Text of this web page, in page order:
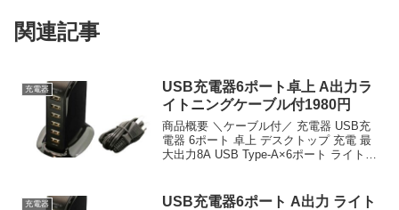
関連記事
充電器
USB充電器6ポート卓上 A出力ラ
イトニングケーブル付1980円
商品概要 ＼ケーブル付／ 充電器 USB充
電器 6ポート 卓上 デスクトップ 充電 最
大出力8A USB Type-A×6ポート ライトニ
充電器 6ポート 卓上...
充電器
USB充電器6ポート A出力 ライト